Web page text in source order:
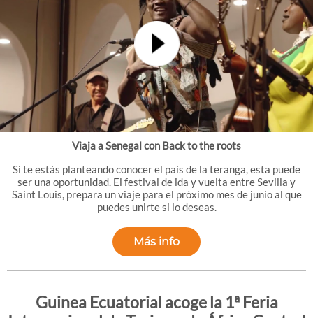
Viaja a Senegal con Back to the roots
Si te estás planteando conocer el país de la teranga, esta puede
ser una oportunidad. El festival de ida y vuelta entre Sevilla y
Saint Louis, prepara un viaje para el próximo mes de junio al que
puedes unirte si lo deseas.
Más info
Guinea Ecuatorial acoge la 1ª Feria